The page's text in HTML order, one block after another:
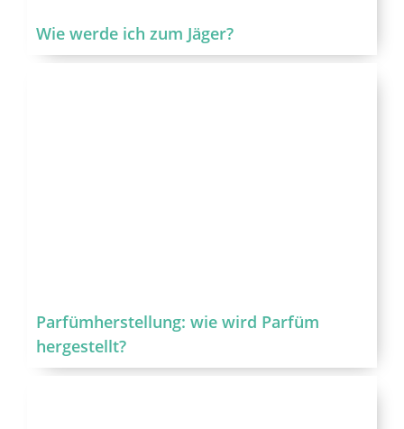
Wie werde ich zum Jäger?
Parfümherstellung: wie wird Parfüm
hergestellt?